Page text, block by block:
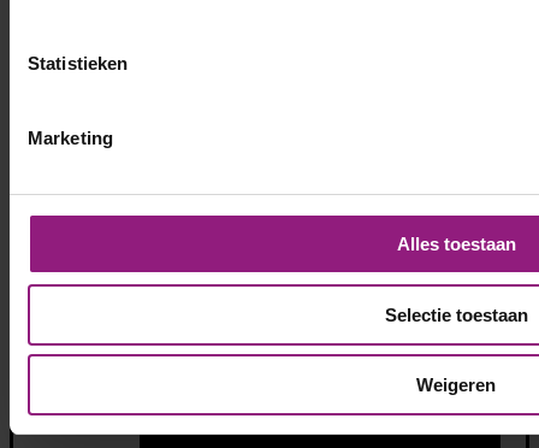
Statistieken
Marketing
Alles toestaan
Selectie toestaan
Weigeren